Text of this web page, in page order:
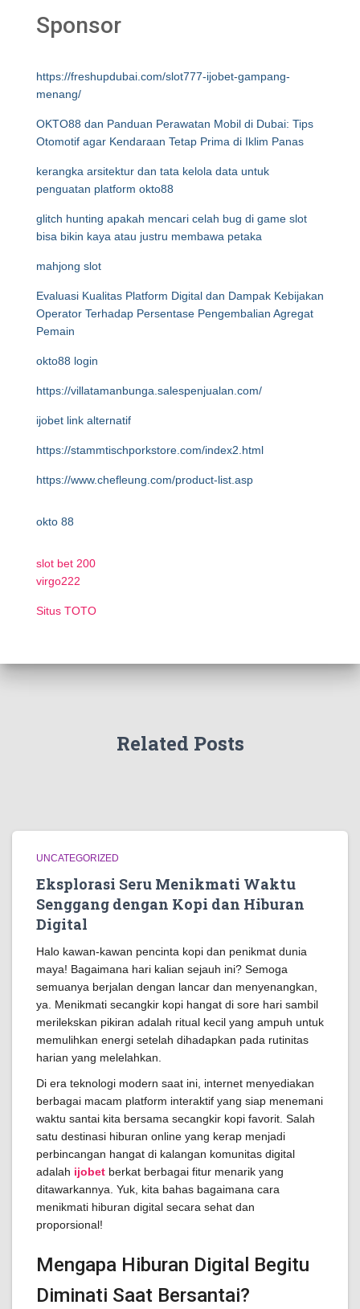
Sponsor
https://freshupdubai.com/slot777-ijobet-gampang-
menang/
OKTO88 dan Panduan Perawatan Mobil di Dubai: Tips
Otomotif agar Kendaraan Tetap Prima di Iklim Panas
kerangka arsitektur dan tata kelola data untuk
penguatan platform okto88
glitch hunting apakah mencari celah bug di game slot
bisa bikin kaya atau justru membawa petaka
mahjong slot
Evaluasi Kualitas Platform Digital dan Dampak Kebijakan
Operator Terhadap Persentase Pengembalian Agregat
Pemain
okto88 login
https://villatamanbunga.salespenjualan.com/
ijobet link alternatif
https://stammtischporkstore.com/index2.html
https://www.chefleung.com/product-list.asp
okto 88
slot bet 200
virgo222
Situs TOTO
Related Posts
UNCATEGORIZED
Eksplorasi Seru Menikmati Waktu
Senggang dengan Kopi dan Hiburan
Digital
Halo kawan-kawan pencinta kopi dan penikmat dunia
maya! Bagaimana hari kalian sejauh ini? Semoga
semuanya berjalan dengan lancar dan menyenangkan,
ya. Menikmati secangkir kopi hangat di sore hari sambil
merilekskan pikiran adalah ritual kecil yang ampuh untuk
memulihkan energi setelah dihadapkan pada rutinitas
harian yang melelahkan.
Di era teknologi modern saat ini, internet menyediakan
berbagai macam platform interaktif yang siap menemani
waktu santai kita bersama secangkir kopi favorit. Salah
satu destinasi hiburan online yang kerap menjadi
perbincangan hangat di kalangan komunitas digital
adalah ijobet berkat berbagai fitur menarik yang
ditawarkannya. Yuk, kita bahas bagaimana cara
menikmati hiburan digital secara sehat dan
proporsional!
Mengapa Hiburan Digital Begitu
Diminati Saat Bersantai?